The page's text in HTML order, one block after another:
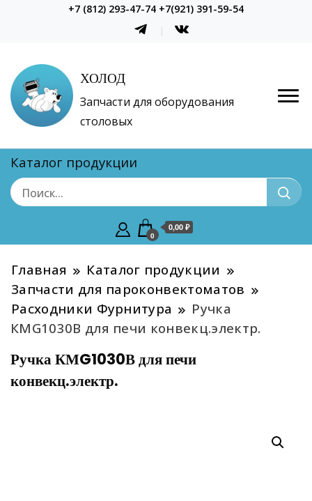
+7 (812) 293-47-74 +7(921) 391-59-54
ХОЛОД
Запчасти для оборудования
столовых
Каталог продукции
0
0,00 ₽
Главная
Каталог продукции
Запчасти для пароконвектоматов
Расходники Фурнитура
Ручка
КМG1030В для печи конвекц.электр.
Ручка КМG1030В для печи
конвекц.электр.